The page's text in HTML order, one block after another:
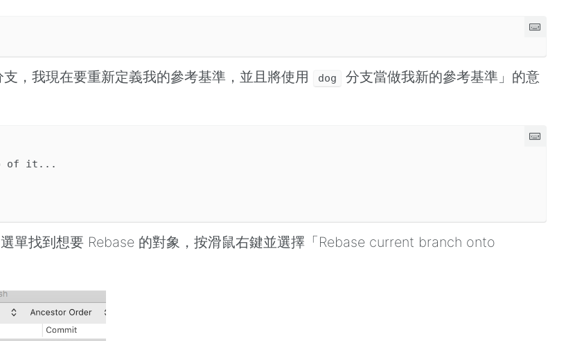
支，我現在要重新定義我的參考基準，並且將使用 dog
分支當做我新的參考基準」的意
of it...
單找到想要 Rebase 的對象，按滑鼠右鍵並選擇「Rebase current branch onto